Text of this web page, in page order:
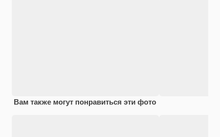
Вам также могут понравиться эти фото